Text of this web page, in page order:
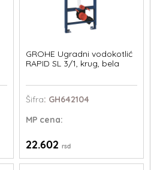
GROHE Ugradni vodokotlić
RAPID SL 3/1, krug, bela
Šifra: GH642104
MPcena:
22.602 rsd